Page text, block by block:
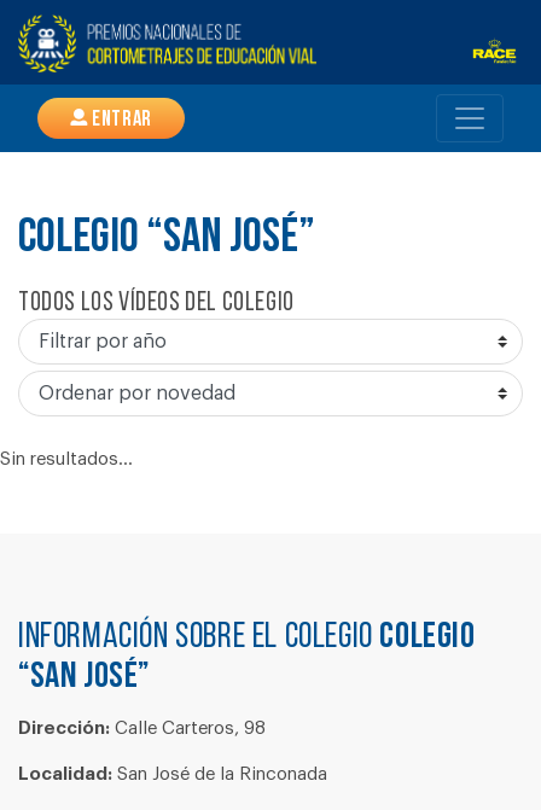
Entrar
COLEGIO “SAN JOSÉ”
Todos los vídeos del colegio
Sin resultados...
Información sobre el colegio COLEGIO
“SAN JOSÉ”
Dirección: Calle Carteros, 98
Localidad: San José de la Rinconada